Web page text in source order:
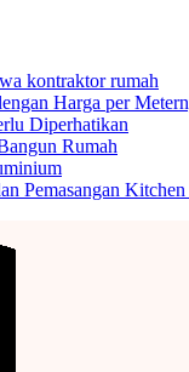
kontraktor rumah
Harga per
Diperhatikan
Rumah
Pemasangan Kitchen